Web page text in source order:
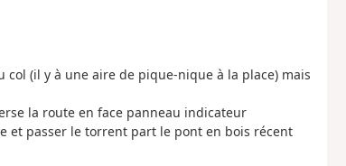
(il y à une aire de pique-nique à la place) mais
la route en face panneau indicateur
et passer le torrent part le pont en bois récent